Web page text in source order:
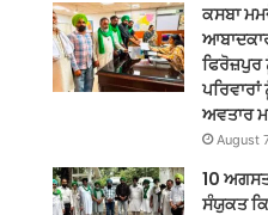
ਕਸਬਾ
ਫਿਰੋਜ਼ਪੁਰ
ਅਵਤਾਰ
August
10
ਸੰਯੁਕਤ